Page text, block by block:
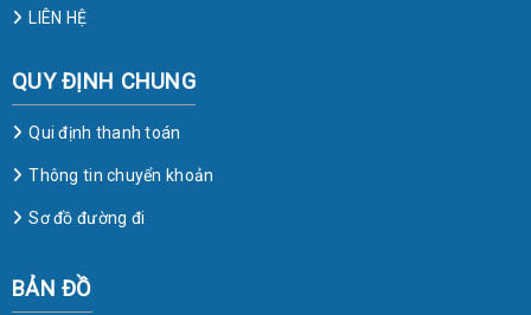
LIÊN HỆ
QUY ĐỊNH CHUNG
Qui định thanh toán
Thông tin chuyển khoản
Sơ đồ đường đi
BẢN ĐỒ